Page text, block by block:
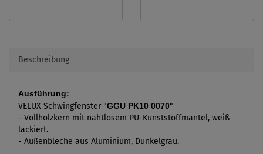
Beschreibung
Ausführung:
VELUX Schwingfenster "GGU PK10 0070"
- Vollholzkern mit nahtlosem PU-Kunststoffmantel, weiß
lackiert.
- Außenbleche aus Aluminium, Dunkelgrau.